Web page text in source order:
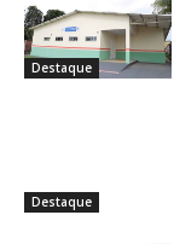
Destaque
Destaque